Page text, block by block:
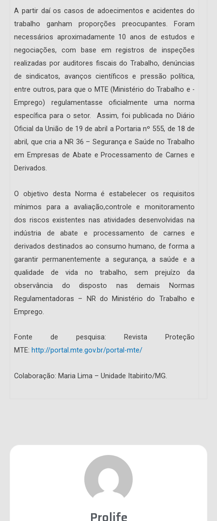
A partir daí os casos de adoecimentos e acidentes do
trabalho ganham proporções preocupantes. Foram
necessários aproximadamente 10 anos de estudos e
negociações, com ba­se em registros de inspeções
realizadas por auditores fiscais do Trabalho, denúncias
de sindicatos, avanços científicos e pressão política,
entre outros, para que o MTE (Ministério do Trabalho e ­
Emprego) regulamentasse oficialmente uma norma
específica para o setor. Assim, foi publica­da no Diário
Oficial da União de 19 de abril a Portaria nº 555, de 18 de
abril, que cria a NR 36 – Segurança e Saúde no Trabalho
em Empresas de Abate e Processa­men­to de Carnes e
Derivados.
O objetivo desta Norma é estabelecer os requisitos
mínimos para a avaliação,controle e monitoramento
dos riscos existentes nas atividades desenvolvidas na
indústria de abate e processamento de carnes e
derivados destinados ao consumo humano, de forma a
garantir permanentemente a segurança, a saúde e a
qualidade de vida no trabalho, sem prejuízo da
observância do disposto nas demais Normas
Regulamentadoras – NR do Ministério do Trabalho e
Emprego.
Fonte de pesquisa: Revista Proteção
MTE: http://portal.mte.gov.br/portal-mte/
Colaboração: Maria Lima – Unidade Itabirito/MG.